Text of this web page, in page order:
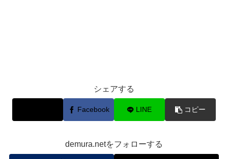
シェアする
Facebook LINE コピー
demura.netをフォローする